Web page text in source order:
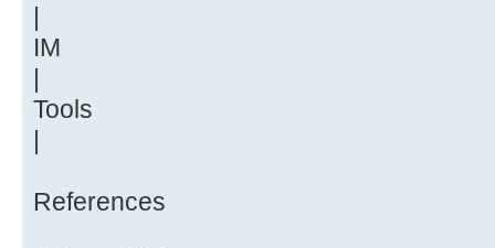
IM
Tools
References